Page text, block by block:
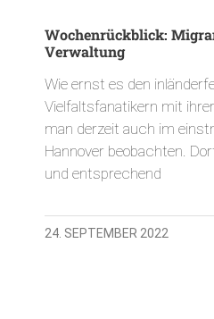
Wochenrückblick:
Verwaltung
Wie ernst es den
Vielfaltsfanatikern mit
man derzeit auch im
Hannover beobachten.
und entsprechend
24. SEPTEMBER 2022